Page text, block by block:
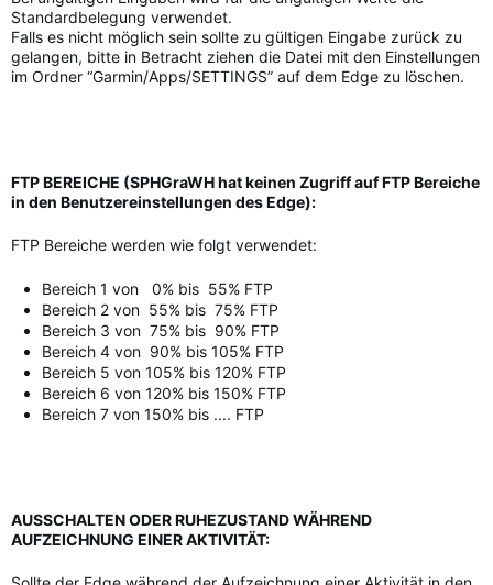
Standardbelegung verwendet.
Falls es nicht möglich sein sollte zu gültigen Eingabe zurück zu
gelangen, bitte in Betracht ziehen die Datei mit den Einstellungen
im Ordner “Garmin/Apps/SETTINGS” auf dem Edge zu löschen.
FTP BEREICHE (SPHGraWH hat keinen Zugriff auf FTP Bereiche
in den Benutzereinstellungen des Edge):
FTP Bereiche werden wie folgt verwendet:
Bereich 1 von 0% bis 55% FTP
Bereich 2 von 55% bis 75% FTP
Bereich 3 von 75% bis 90% FTP
Bereich 4 von 90% bis 105% FTP
Bereich 5 von 105% bis 120% FTP
Bereich 6 von 120% bis 150% FTP
Bereich 7 von 150% bis .... FTP
AUSSCHALTEN ODER RUHEZUSTAND WÄHREND
AUFZEICHNUNG EINER AKTIVITÄT: